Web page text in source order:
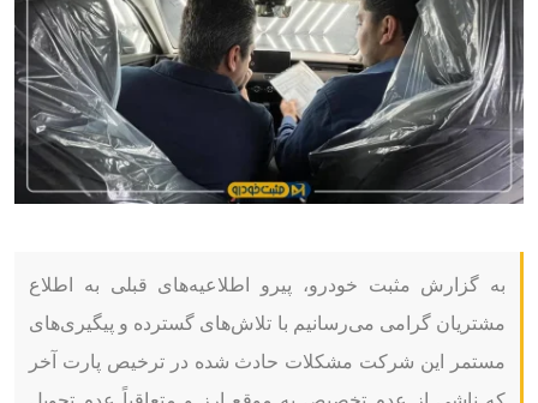
به گزارش مثبت خودرو، پیرو اطلاعیه‌های قبلی به اطلاع
مشتریان گرامی می‌رسانیم با تلاش‌های گسترده و پیگیری‌های
مستمر این شرکت مشکلات حادث شده در ترخیص پارت آخر